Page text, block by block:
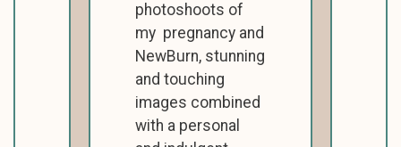
photoshoots of
my pregnancy and
NewBurn, stunning
and touching
images combined
with a personal